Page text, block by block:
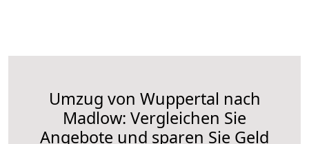
Umzug von Wuppertal nach
Madlow: Vergleichen Sie
Angebote und sparen Sie Geld